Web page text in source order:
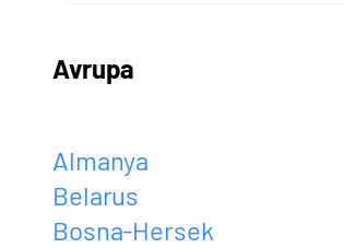
Avrupa
Almanya
Belarus
Bosna-Hersek